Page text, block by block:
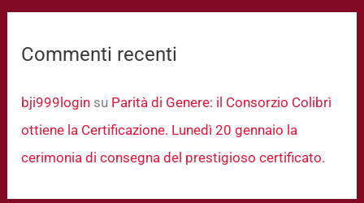
Commenti recenti
bji999login su Parità di Genere: il Consorzio Colibrì
ottiene la Certificazione. Lunedì 20 gennaio la
cerimonia di consegna del prestigioso certificato.